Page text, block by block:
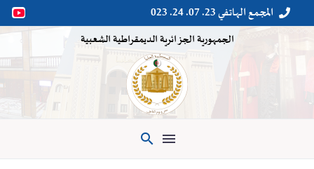

 المجمع الهاتفي 23. 07. 24. 023
الجمهورية الجزائرية الديمقراطية الشعبية
